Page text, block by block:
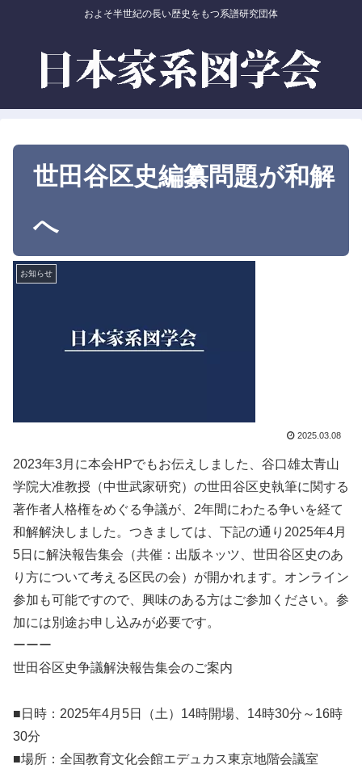
およそ半世紀の長い歴史をもつ系譜研究団体
世田谷区史編纂問題が和解
へ
お知らせ
2025.03.08
2023年3月に本会HPでもお伝えしました、谷口雄太青山
学院大准教授（中世武家研究）の世田谷区史執筆に関する
著作者人格権をめぐる争議が、2年間にわたる争いを経て
和解解決しました。つきましては、下記の通り2025年4月
5日に解決報告集会（共催：出版ネッツ、世田谷区史のあ
り方について考える区民の会）が開かれます。オンライン
参加も可能ですので、興味のある方はご参加ください。参
加には別途お申し込みが必要です。
ーーー
世田谷区史争議解決報告集会のご案内
■日時：2025年4月5日（土）14時開場、14時30分～16時
30分
■場所：全国教育文化会館エデュカス東京地階会議室